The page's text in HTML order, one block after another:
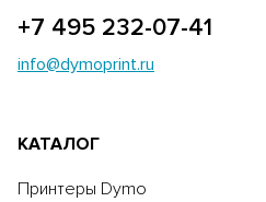
+7 495 232-07-41
info@dymoprint.ru
КАТАЛОГ
Принтеры Dymo